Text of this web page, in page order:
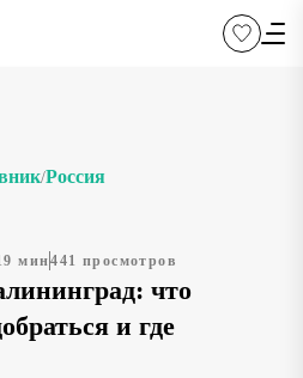
/Россия
мин441 просмотров
что
и где